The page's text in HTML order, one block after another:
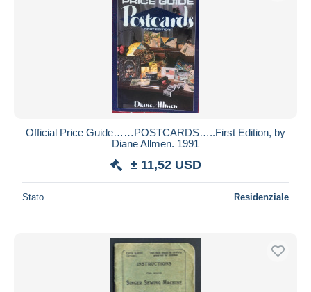
Official Price Guide……POSTCARDS…..First Edition, by
Diane Allmen. 1991
± 11,52 USD
Stato Residenziale